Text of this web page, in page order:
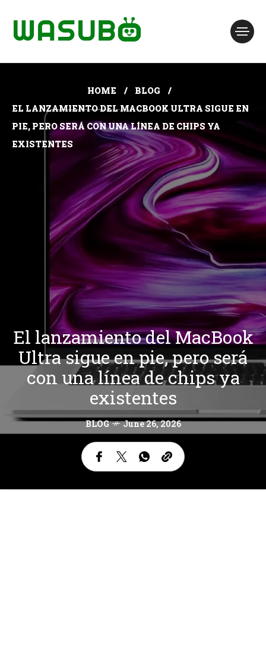
HOME
BLOG
EL LANZAMIENTO DEL MACBOOK ULTRA SIGUE EN
PIE, PERO SERÁ CON UNA LÍNEA DE CHIPS YA
EXISTENTES
El lanzamiento del MacBook
Ultra sigue en pie, pero será
con una línea de chips ya
existentes
BLOG June 26, 2026